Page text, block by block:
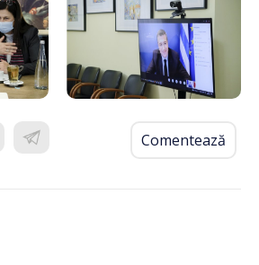
Comentează